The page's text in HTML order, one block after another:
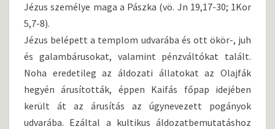
Jézus személye maga a Pászka (vö. Jn 19,17-30; 1Kor
5,7-8).
Jézus belépett a templom udvarába és ott ökör-, juh
és galambárusokat, valamint pénzváltókat talált.
Noha eredetileg az áldozati állatokat az Olajfák
hegyén árusították, éppen Kaifás főpap idejében
került át az árusítás az úgynevezett pogányok
udvarába. Ezáltal a kultikus áldozatbemutatáshoz